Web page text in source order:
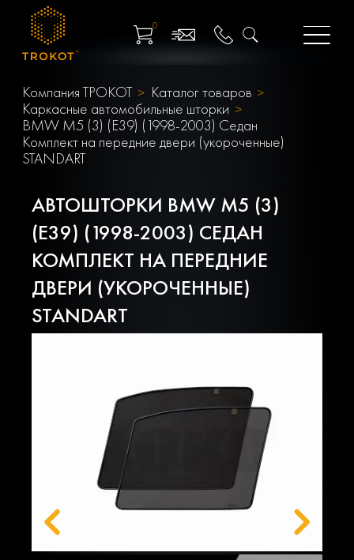
0
Компания ТРОКОТ
Каталог товаров
Каркасные автомобильные шторки
BMW M5 (3) (E39) (1998-2003) Седан
Комплект на передние двери (укороченные)
STANDART
АВТОШТОРКИ BMW M5 (3)
(E39) (1998-2003) СЕДАН
КОМПЛЕКТ НА ПЕРЕДНИЕ
ДВЕРИ (УКОРОЧЕННЫЕ)
STANDART